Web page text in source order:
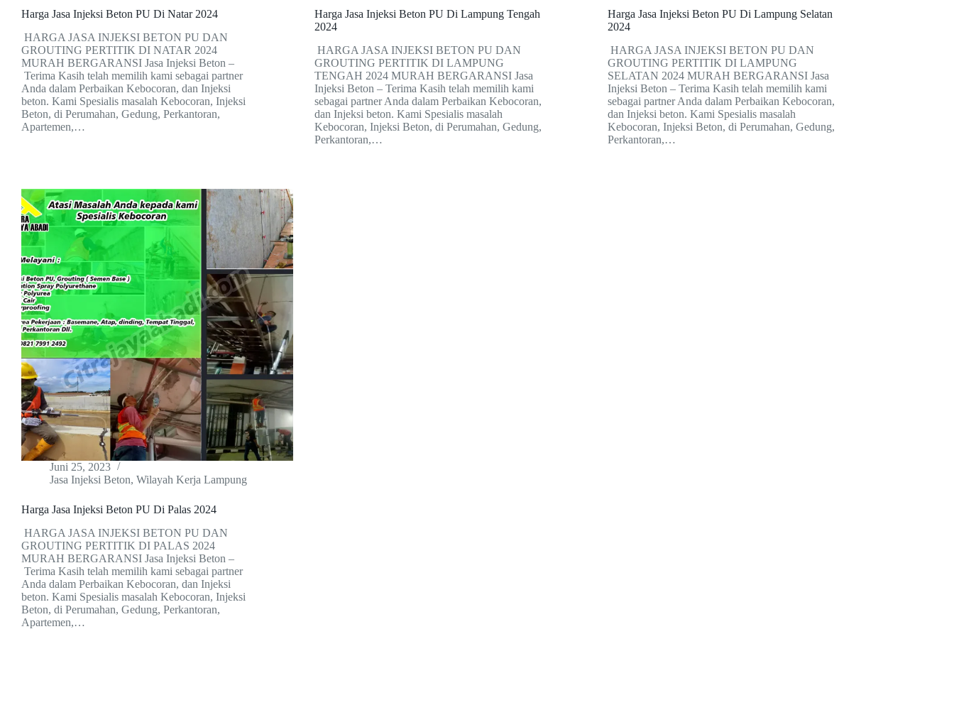
Harga Jasa Injeksi Beton PU Di Natar 2024
HARGA JASA INJEKSI BETON PU DAN
GROUTING PERTITIK DI NATAR 2024
MURAH BERGARANSI Jasa Injeksi Beton –
Terima Kasih telah memilih kami sebagai partner
Anda dalam Perbaikan Kebocoran, dan Injeksi
beton. Kami Spesialis masalah Kebocoran, Injeksi
Beton, di Perumahan, Gedung, Perkantoran,
Apartemen,…
Harga Jasa Injeksi Beton PU Di Lampung Tengah
2024
HARGA JASA INJEKSI BETON PU DAN
GROUTING PERTITIK DI LAMPUNG
TENGAH 2024 MURAH BERGARANSI Jasa
Injeksi Beton – Terima Kasih telah memilih kami
sebagai partner Anda dalam Perbaikan Kebocoran,
dan Injeksi beton. Kami Spesialis masalah
Kebocoran, Injeksi Beton, di Perumahan, Gedung,
Perkantoran,…
Harga Jasa Injeksi Beton PU Di Lampung Selatan
2024
HARGA JASA INJEKSI BETON PU DAN
GROUTING PERTITIK DI LAMPUNG
SELATAN 2024 MURAH BERGARANSI Jasa
Injeksi Beton – Terima Kasih telah memilih kami
sebagai partner Anda dalam Perbaikan Kebocoran,
dan Injeksi beton. Kami Spesialis masalah
Kebocoran, Injeksi Beton, di Perumahan, Gedung,
Perkantoran,…
Juni 25, 2023
Jasa Injeksi Beton, Wilayah Kerja Lampung
Harga Jasa Injeksi Beton PU Di Palas 2024
HARGA JASA INJEKSI BETON PU DAN
GROUTING PERTITIK DI PALAS 2024
MURAH BERGARANSI Jasa Injeksi Beton –
Terima Kasih telah memilih kami sebagai partner
Anda dalam Perbaikan Kebocoran, dan Injeksi
beton. Kami Spesialis masalah Kebocoran, Injeksi
Beton, di Perumahan, Gedung, Perkantoran,
Apartemen,…